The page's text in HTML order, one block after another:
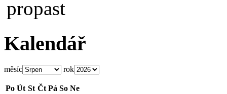
Kalendář
měsíc rok
Po Út St Čt Pá So Ne